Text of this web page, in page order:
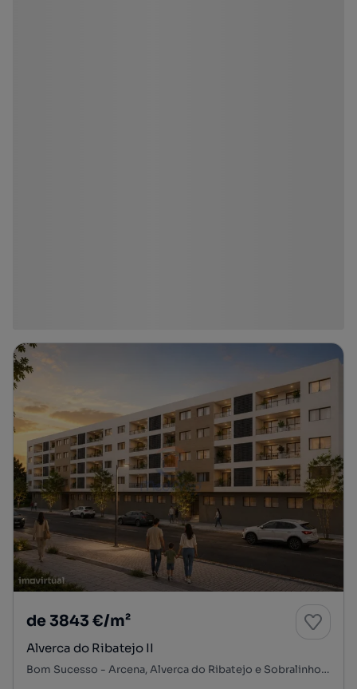
de 3843 €/m²
Alverca do Ribatejo II
Bom Sucesso - Arcena, Alverca do Ribatejo e Sobralinho, Vila Franca de Xira, Lisboa